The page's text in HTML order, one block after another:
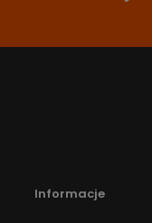
Informacje